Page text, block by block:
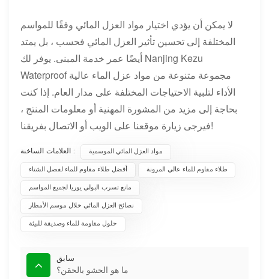
لا يمكن أن يؤدي اختيار مواد العزل المائي وفقًا للمواسم
المختلفة إلى تحسين تأثير العزل المائي فحسب ، بل يمتد
أيضًا عمر خدمة المبنى. يوفر لك Nanjing Kezu
Waterproof مجموعة متنوعة من مواد عزل الماء عالية
الأداء لتلبية الاحتياجات المختلفة على مدار العام. إذا كنت
بحاجة إلى مزيد من المشورة المهنية أو معلومات المنتج ،
فيرجى زيارة موقعنا على الويب أو الاتصال بفريقنا!
العلامات الساخنة : مواد العزل المائي الموسمية
أفضل طلاء مقاوم للماء لفصل الشتاء طلاء مقاوم للماء عالي المرونة
مانع تسرب البولي يوريا لجميع المواسم
نصائح العزل المائي خلال موسم الأمطار
حلول مقاومة للماء وصديقة للبيئة
سابق
ما هو الحشو بالحقن؟